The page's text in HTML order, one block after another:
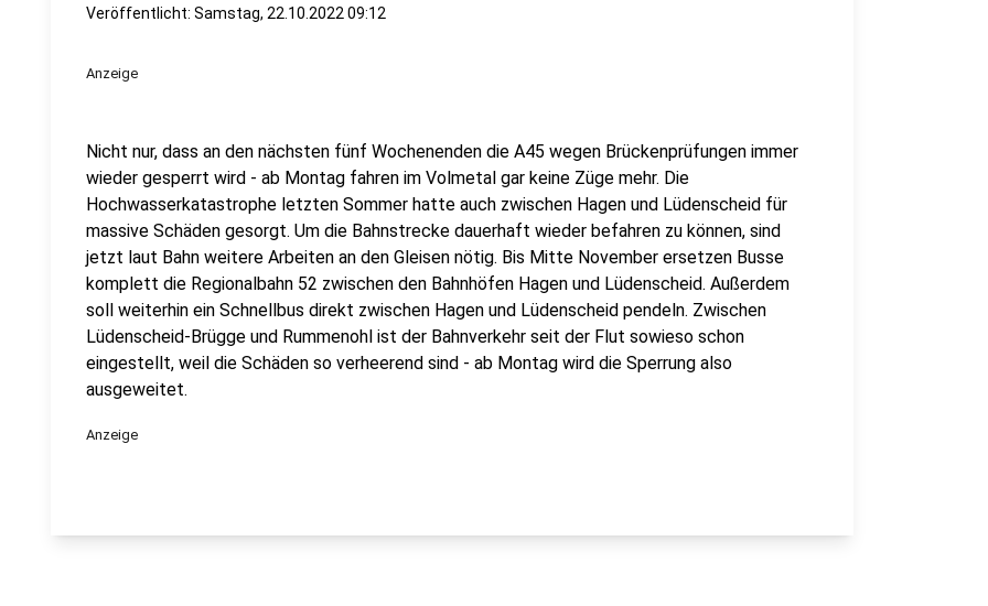
Veröffentlicht: Samstag, 22.10.2022 09:12
Anzeige
Nicht nur, dass an den nächsten fünf Wochenenden die A45 wegen Brückenprüfungen immer
wieder gesperrt wird - ab Montag fahren im Volmetal gar keine Züge mehr. Die
Hochwasserkatastrophe letzten Sommer hatte auch zwischen Hagen und Lüdenscheid für
massive Schäden gesorgt. Um die Bahnstrecke dauerhaft wieder befahren zu können, sind
jetzt laut Bahn weitere Arbeiten an den Gleisen nötig. Bis Mitte November ersetzen Busse
komplett die Regionalbahn 52 zwischen den Bahnhöfen Hagen und Lüdenscheid. Außerdem
soll weiterhin ein Schnellbus direkt zwischen Hagen und Lüdenscheid pendeln. Zwischen
Lüdenscheid-Brügge und Rummenohl ist der Bahnverkehr seit der Flut sowieso schon
eingestellt, weil die Schäden so verheerend sind - ab Montag wird die Sperrung also
ausgeweitet.
Anzeige